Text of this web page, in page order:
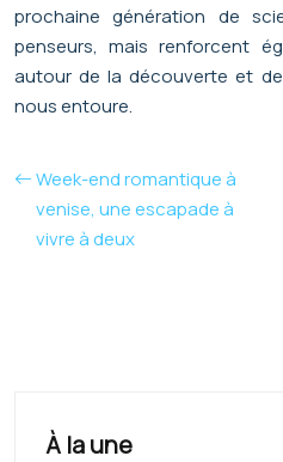
prochaine génération de
penseurs, mais renforcent
autour de la découverte et
nous entoure.
Week-end romantique à
venise, une escapade à
vivre à deux
À la une